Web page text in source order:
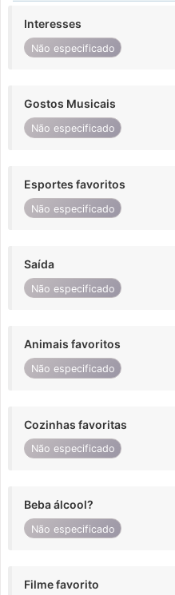
Interesses
Não especificado
Gostos Musicais
Não especificado
Esportes favoritos
Não especificado
Saída
Não especificado
Animais favoritos
Não especificado
Cozinhas favoritas
Não especificado
Beba álcool?
Não especificado
Filme favorito